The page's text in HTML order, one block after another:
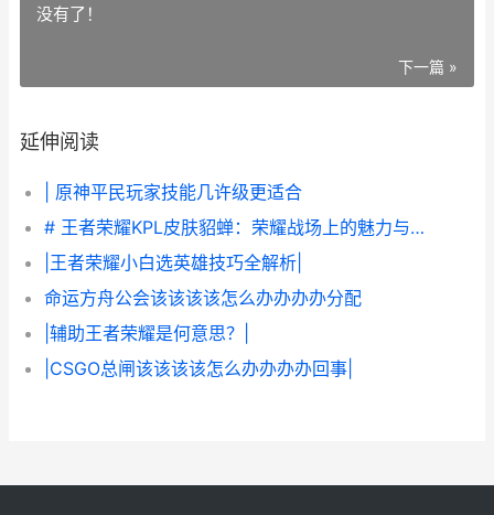
没有了！
下一篇 »
延伸阅读
| 原神平民玩家技能几许级更适合
# 王者荣耀KPL皮肤貂蝉：荣耀战场上的魅力与技巧
|王者荣耀小白选英雄技巧全解析|
命运方舟公会该该该该怎么办办办办分配
|辅助王者荣耀是何意思？|
|CSGO总闸该该该该怎么办办办办回事|